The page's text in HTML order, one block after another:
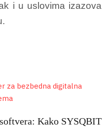
i u uslovima izazova
Kako SYSQBIT